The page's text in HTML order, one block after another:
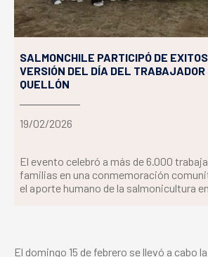
SALMONCHILE PARTICIPÓ DE
VERSIÓN DEL DÍA DEL TRABAJADOR
QUELLÓN
19/02/2026
El evento celebró a más de 6.000
familias en una conmemoración
el aporte humano de la salmonicultura
El domingo 15 de febrero se llevó a cabo